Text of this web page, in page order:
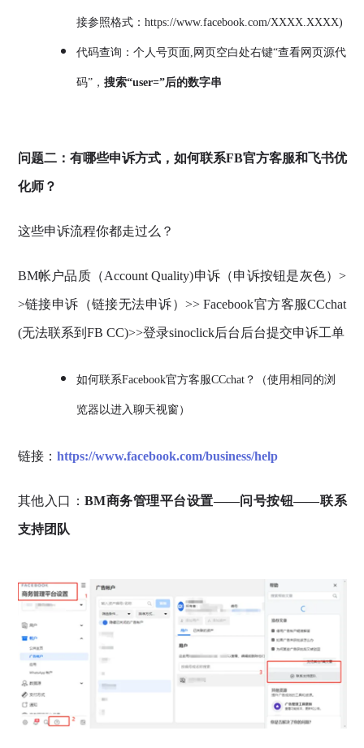
接参照格式：https://www.facebook.com/XXXX.XXXX)
代码查询：个人号页面,网页空白处右键“查看网页源代
码”， 搜索“user=”后的数字串
问题二：有哪些申诉方式，如何联系FB官方客服和飞书优
化师？
这些申诉流程你都走过么？
BM帐户品质（Account Quality)申诉（申诉按钮是灰色）>
>链接申诉（链接无法申诉）>> Facebook官方客服CCchat
(无法联系到FB CC)>>登录sinoclick后台后台提交申诉工单
如何联系Facebook官方客服CCchat？（使用相同的浏
览器以进入聊天视窗）
链接： https://www.facebook.com/business/help
其他入口：BM商务管理平台设置——问号按钮——联系
支持团队